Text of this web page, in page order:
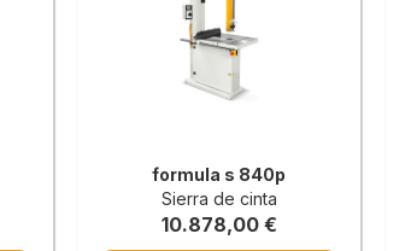
formula s 840p
Sierra de cinta
10.878,00 €